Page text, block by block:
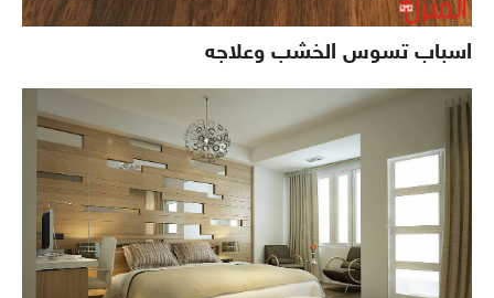
اسباب تسوس الخشب وعلاجه